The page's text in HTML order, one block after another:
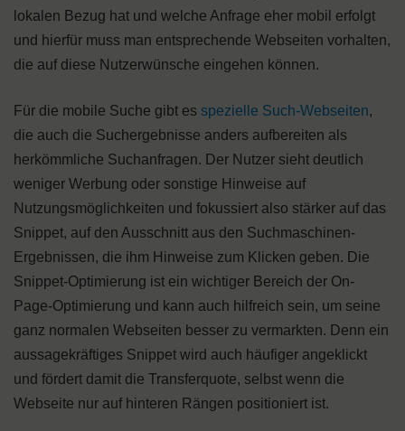
lokalen Bezug hat und welche Anfrage eher mobil erfolgt
und hierfür muss man entsprechende Webseiten vorhalten,
die auf diese Nutzerwünsche eingehen können.
Für die mobile Suche gibt es spezielle Such-Webseiten,
die auch die Suchergebnisse anders aufbereiten als
herkömmliche Suchanfragen. Der Nutzer sieht deutlich
weniger Werbung oder sonstige Hinweise auf
Nutzungsmöglichkeiten und fokussiert also stärker auf das
Snippet, auf den Ausschnitt aus den Suchmaschinen-
Ergebnissen, die ihm Hinweise zum Klicken geben. Die
Snippet-Optimierung ist ein wichtiger Bereich der On-
Page-Optimierung und kann auch hilfreich sein, um seine
ganz normalen Webseiten besser zu vermarkten. Denn ein
aussagekräftiges Snippet wird auch häufiger angeklickt
und fördert damit die Transferquote, selbst wenn die
Webseite nur auf hinteren Rängen positioniert ist.